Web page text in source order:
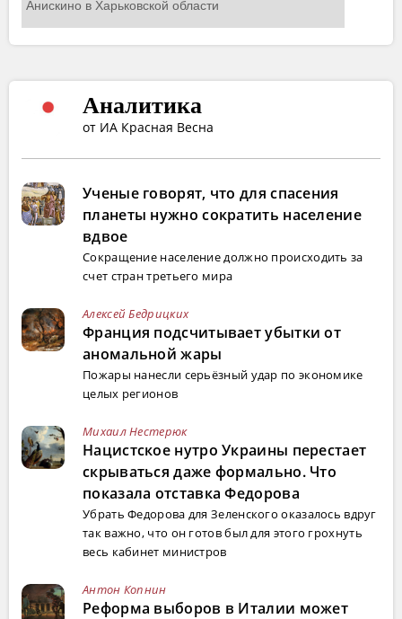
Аналитика
от ИА Красная Весна
Ученые говорят, что для спасения
планеты нужно сократить население
вдвое
Сокращение население должно происходить за
счет стран третьего мира
Алексей Бедрицких
Франция подсчитывает убытки от
аномальной жары
Пожары нанесли серьёзный удар по экономике
целых регионов
Михаил Нестерюк
Нацистское нутро Украины перестает
скрываться даже формально. Что
показала отставка Федорова
Убрать Федорова для Зеленского оказалось вдруг
так важно, что он готов был для этого грохнуть
весь кабинет министров
Антон Копнин
Реформа выборов в Италии может